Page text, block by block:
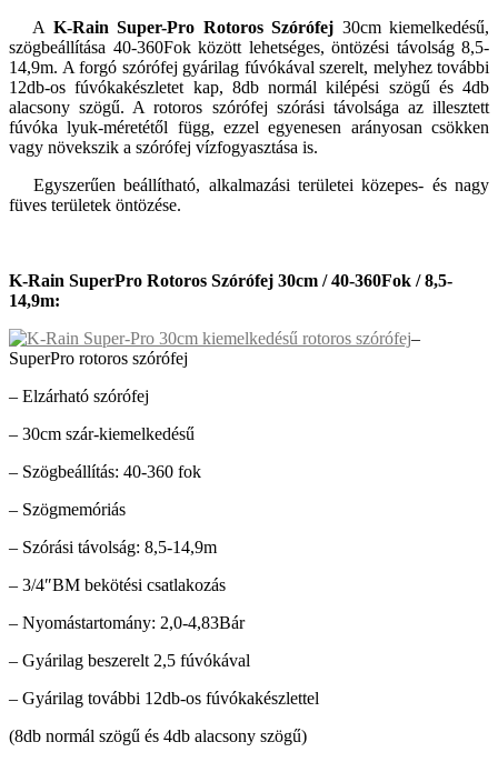
A K-Rain Super-Pro Rotoros Szórófej 30cm kiemelkedésű,
szögbeállítása 40-360Fok között lehetséges, öntözési távolság 8,5-
14,9m. A forgó szórófej gyárilag fúvókával szerelt, melyhez további
12db-os fúvókakészletet kap, 8db normál kilépési szögű és 4db
alacsony szögű. A rotoros szórófej szórási távolsága az illesztett
fúvóka lyuk-méretétől függ, ezzel egyenesen arányosan csökken
vagy növekszik a szórófej vízfogyasztása is.
Egyszerűen beállítható, alkalmazási területei közepes- és nagy
füves területek öntözése.
K-Rain SuperPro Rotoros Szórófej 30cm / 40-360Fok / 8,5-
14,9m:
–
SuperPro rotoros szórófej
– Elzárható szórófej
– 30cm szár-kiemelkedésű
– Szögbeállítás: 40-360 fok
– Szögmemóriás
– Szórási távolság: 8,5-14,9m
– 3/4″BM bekötési csatlakozás
– Nyomástartomány: 2,0-4,83Bár
– Gyárilag beszerelt 2,5 fúvókával
– Gyárilag további 12db-os fúvókakészlettel
(8db normál szögű és 4db alacsony szögű)